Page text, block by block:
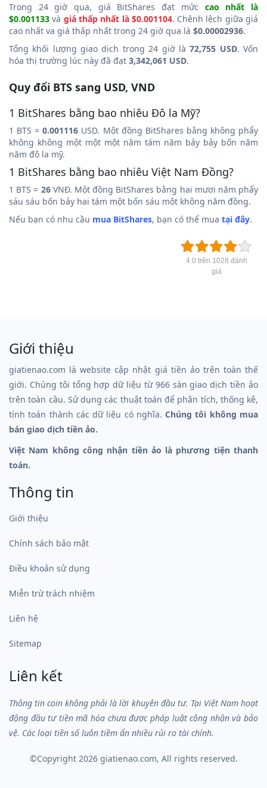
Trong 24 giờ qua, giá BitShares đạt mức cao nhất là
$0.001133 và giá thấp nhất là $0.001104. Chênh lệch giữa giá
cao nhất va giá thấp nhất trong 24 giờ qua là $0.00002936.
Tổng khối lượng giao dịch trong 24 giờ là72,755 USD. Vốn
hóa thị trường lúc này đã đạt 3,342,061 USD.
Quy đổi BTS sang USD, VND
1 BitShares bằng bao nhiêu Đô la Mỹ?
1 BTS =0.001116 USD. Một đồng BitShares bằng không phẩy
không không một một một năm tám năm bảy bảy bốn năm
năm đô la mỹ.
1 BitShares bằng bao nhiêu Việt Nam Đồng?
1 BTS = 26VNĐ. Một đồng BitShares bằng hai mươi năm phẩy
sáu sáu bốn bảy hai tám một bốn sáu một không năm đồng.
Nếu bạn có nhu cầu mua BitShares, bạn có thể mua tại đây.
4.0 trên 1028 đánh
giá
Giới thiệu
giatienao.com là website cập nhật giá tiền ảo trên toàn thế
giới. Chúng tôi tổng hợp dữ liệu từ 966 sàn giao dịch tiền ảo
trên toàn cầu. Sử dụng các thuật toán để phân tích, thống kê,
tính toán thành các dữ liệu có nghĩa.Chúng tôi không mua
bán giao dịch tiền ảo.
Việt Nam không công nhận tiền ảo là phương tiện thanh
toán.
Thông tin
Giới thiệu
Chính sách bảo mật
Điều khoản sử dụng
Miễn trừ trách nhiệm
Liên hệ
Sitemap
Liên kết
Thông tin coin không phải là lời khuyên đầu tư. Tại Việt Nam hoạt
động đầu tư tiền mã hóa chưa được pháp luật công nhận và bảo
vệ. Các loại tiền số luôn tiềm ẩn nhiều rủi ro tài chính.
©Copyright 2026 giatienao.com, All rights reserved.